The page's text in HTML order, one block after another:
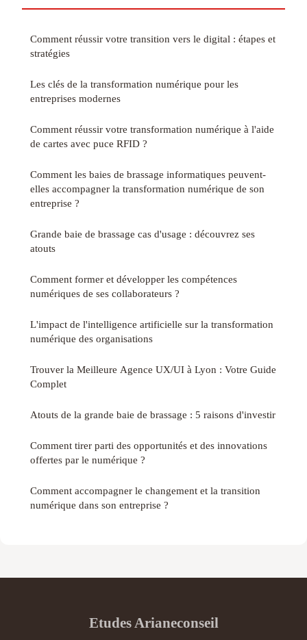
Comment réussir votre transition vers le digital : étapes et
stratégies
Les clés de la transformation numérique pour les
entreprises modernes
Comment réussir votre transformation numérique à l'aide
de cartes avec puce RFID ?
Comment les baies de brassage informatiques peuvent-
elles accompagner la transformation numérique de son
entreprise ?
Grande baie de brassage cas d'usage : découvrez ses
atouts
Comment former et développer les compétences
numériques de ses collaborateurs ?
L'impact de l'intelligence artificielle sur la transformation
numérique des organisations
Trouver la Meilleure Agence UX/UI à Lyon : Votre Guide
Complet
Atouts de la grande baie de brassage : 5 raisons d'investir
Comment tirer parti des opportunités et des innovations
offertes par le numérique ?
Comment accompagner le changement et la transition
numérique dans son entreprise ?
Etudes Arianeconseil